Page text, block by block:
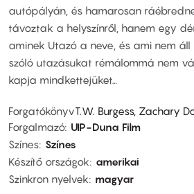
autópályán, és hamarosan
távoztak a helyszínről, hanem egy
aminek Utazó a neve, és ami nem áll
szóló utazásukat rémálommá nem
kapja mindkettejüket…
ForgatókönyvT.W. Burgess, Zachary
Forgalmazó UIP-Duna Film
Színes Színes
Készítő országok
amerikai
Szinkron nyelvek
magyar